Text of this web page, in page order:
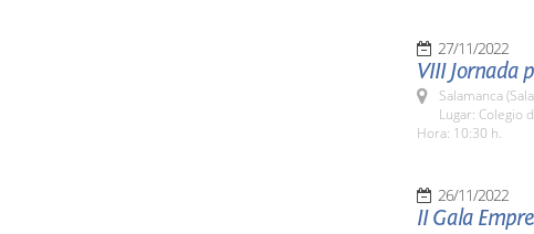
27/11/2022
VIII Jornada
Salamanca
Lugar: Colegio
Hora: 10:30 h.
26/11/2022
II Gala